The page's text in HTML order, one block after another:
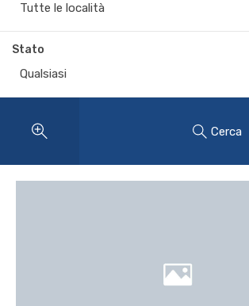
Tutte le località
Stato
Qualsiasi
Cerca